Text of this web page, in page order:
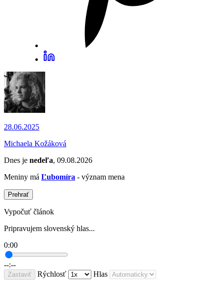
28.06.2025
Michaela Kožáková
Dnes je nedeľa, 09.08.2026
Meniny má Ľubomíra - význam mena
Prehrať
Vypočuť článok
Pripravujem slovenský hlas...
0:00
--:--
Zastaviť Rýchlosť Hlas